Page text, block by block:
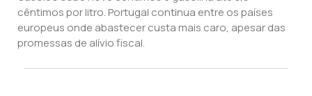
cêntimos por litro. Portugal continua entre os países
europeus onde abastecer custa mais caro, apesar das
promessas de alívio fiscal.